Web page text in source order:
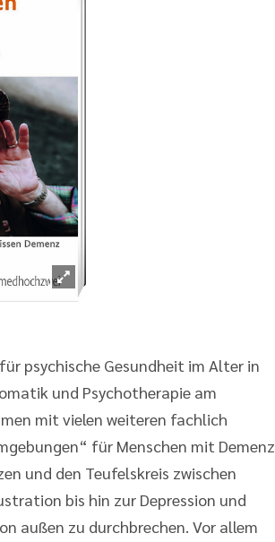
psychische Gesundheit im Alter in
und Psychotherapie am
mit vielen weiteren fachlich
für Menschen mit Demenz
und den Teufelskreis zwischen
bis hin zur Depression und
außen zu durchbrechen. Vor allem